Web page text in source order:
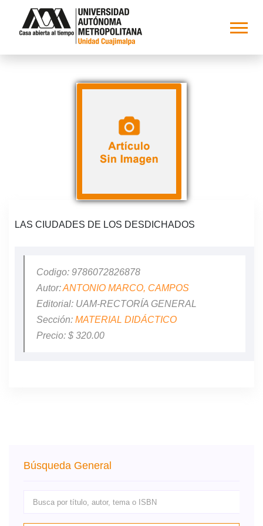
LAS CIUDADES DE LOS DESDICHADOS
Codigo: 9786072826878
Autor:ANTONIO MARCO, CAMPOS
Editorial: UAM-RECTORÍA GENERAL
Sección: MATERIAL DIDÁCTICO
Precio: $ 320.00
Búsqueda General